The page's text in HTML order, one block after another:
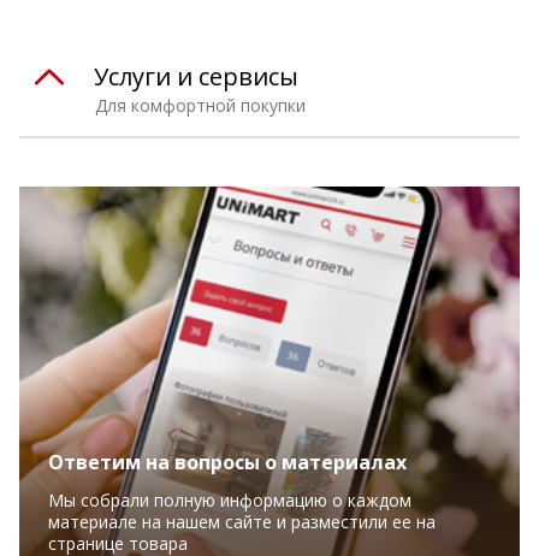
Для комфортной покупки
Услуги и сервисы
Ответим на вопросы о материалах
Мы собрали полную информацию о каждом
материале на нашем сайте и разместили ее на
странице товара